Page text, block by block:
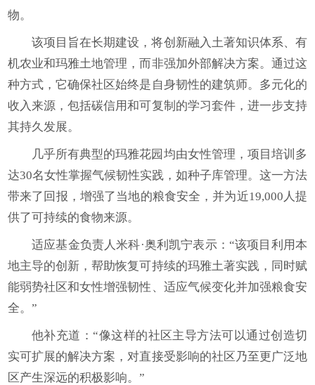
物。
该项目旨在长期建设，将创新融入土著知识体系、有
机农业和玛雅土地管理，而非强加外部解决方案。通过这
种方式，它确保社区始终是自身韧性的建筑师。多元化的
收入来源，包括碳信用和可复制的学习套件，进一步支持
其持久发展。
几乎所有典型的玛雅花园均由女性管理，项目培训多
达30名女性掌握气候韧性实践，如种子库管理。这一方法
带来了回报，增强了当地的粮食安全，并为近19,000人提
供了可持续的食物来源。
适应基金负责人米科·奥利凯宁表示：“该项目利用本
地主导的创新，帮助恢复可持续的玛雅土著实践，同时赋
能弱势社区和女性增强韧性、适应气候变化并加强粮食安
全。”
他补充道：“像这样的社区主导方法可以通过创造切
实可扩展的解决方案，对直接受影响的社区乃至更广泛地
区产生深远的积极影响。”